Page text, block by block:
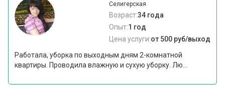
Селигерская
Возраст:34 года
Опыт:1 год
Цена услуги:от 500 руб/выход
Работала, уборка по выходным дням 2-комнатной
квартиры. Проводила влажную и сухую уборку. Лю...